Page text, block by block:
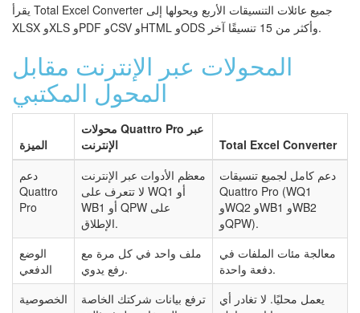
يقرأ Total Excel Converter جميع عائلات التنسيقات الأربع ويحولها إلى
XLSX وXLS وPDF وCSV وHTML وODS وأكثر من 15 تنسيقًا آخر.
المحولات عبر الإنترنت مقابل
المحول المكتبي
الميزة
محولات Quattro Pro عبر
الإنترنت
Total Excel Converter
دعم
Quattro
Pro
معظم الأدوات عبر الإنترنت
لا تتعرف على WQ1 أو
WB1 أو QPW على
الإطلاق.
دعم كامل لجميع تنسيقات
Quattro Pro (WQ1
وWQ2 وWB1 وWB2
وQPW).
الوضع
الدفعي
ملف واحد في كل مرة مع
رفع يدوي.
معالجة مئات الملفات في
دفعة واحدة.
الخصوصية
ترفع بيانات شركتك الخاصة
يعمل محليًا. لا تغادر أي